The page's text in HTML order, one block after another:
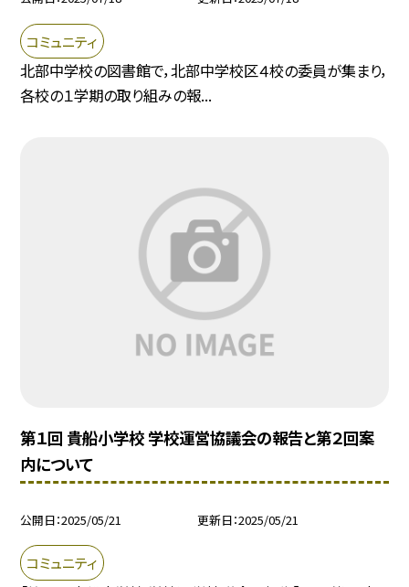
コミュニティ
北部中学校の図書館で，北部中学校区４校の委員が集まり，
各校の１学期の取り組みの報...
第１回 貴船小学校 学校運営協議会の報告と第２回案
内について
公開日 2025/05/21 更新日 2025/05/21
コミュニティ